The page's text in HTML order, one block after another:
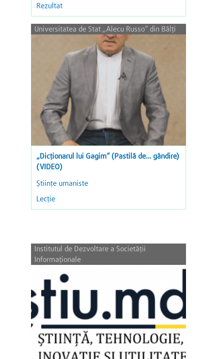
Rezultat
Universitatea de Stat „Alecu Russo” din Bălţi
„Dicționarul lui Gagim” (Pastilă de… gândire)
(VIDEO)
Ştiinţe umaniste
Lecție
Institutul de Dezvoltare a Societății
Informaționale